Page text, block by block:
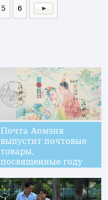
5 6
Почта Аомэня
выпустит почтовые
товары,
посвященные году